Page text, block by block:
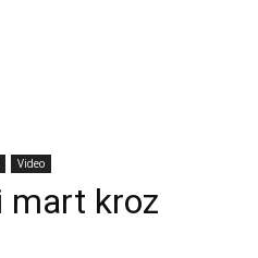
Video
mart kroz